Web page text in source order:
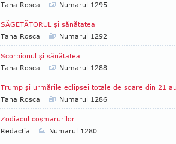
Tana Rosca
Numarul 1295
SĂGETĂTORUL şi sănătatea
Tana Rosca
Numarul 1292
Scorpionul şi sănătatea
Tana Rosca
Numarul 1288
Trump şi urmările eclipsei totale de soare din 21
Tana Rosca
Numarul 1286
Zodiacul coşmarurilor
Redactia
Numarul 1280